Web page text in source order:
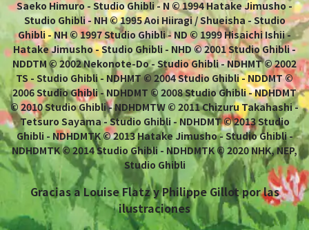
Saeko Himuro - Studio Ghibli - N © 1994 Hatake Jimusho -
Studio Ghibli - NH © 1995 Aoi Hiiragi / Shueisha - Studio
Ghibli - NH © 1997 Studio Ghibli - ND © 1999 Hisaichi Ishii -
Hatake Jimusho - Studio Ghibli - NHD © 2001 Studio Ghibli -
NDDTM © 2002 Nekonote-Do - Studio Ghibli - NDHMT © 2002
TS - Studio Ghibli - NDHMT © 2004 Studio Ghibli - NDDMT ©
2006 Studio Ghibli - NDHDMT © 2008 Studio Ghibli - NDHDMT
© 2010 Studio Ghibli - NDHDMTW © 2011 Chizuru Takahashi -
Tetsuro Sayama - Studio Ghibli - NDHDMT © 2013 Studio
Ghibli - NDHDMTK © 2013 Hatake Jimusho - Studio Ghibli -
NDHDMTK © 2014 Studio Ghibli - NDHDMTK © 2020 NHK, NEP,
Studio Ghibli
Gracias a Louise Flatz y Philippe Gillot por las
ilustraciones